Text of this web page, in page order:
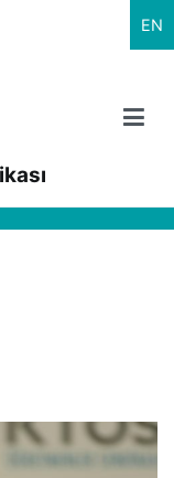
EN